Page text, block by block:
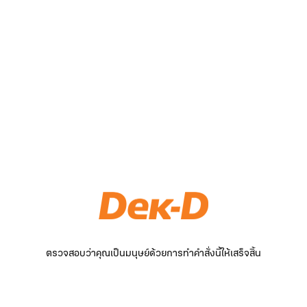
ตรวจสอบว่าคุณเป็นมนุษย์ด้วยการทำคำสั่งนี้ให้เสร็จสิ้น